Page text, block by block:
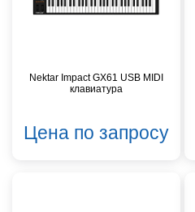
Nektar Impact GX61 USB MIDI
клавиатура
Цена по запросу